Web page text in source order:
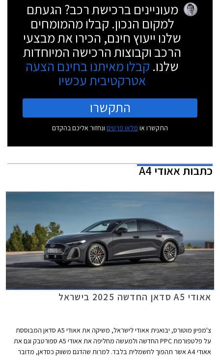
מעוניינים ברכישת רכב? הגעתם
למקום הנכון. קבלו מהמומחים
שלנו ייעוץ חינם, הכירו את מבצעי
הרכב וקבוצות הרכישה המיוחדות
שלנו. קבלו מאיתנו בחינם הצעה
אטרקטיבית עכשיו
התקשרו
התקשרו או מלאו פרטים ונחזור אליכם בהקדם
כתבותאאודי A4
אאודי A5 סדאן החדשה 2025 בישראל
צ'מפיון מוטורס, יבואנית אאודי לישראל, משיקה את אאודי A5 סדאן המבוססת
על פלטפורמת PPC החדשה ולמעשה מחליפה את אאודי A5 ספורטבק וגם את
אאודי A4 אשר תהפוך לחשמלית בלבד. למרות שהדגם משווק כסדאן, מדובר